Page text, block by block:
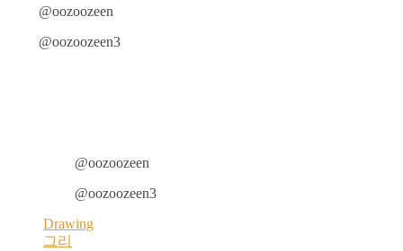
@oozoozeen
@oozoozeen3
@oozoozeen
@oozoozeen3
Drawing
그리